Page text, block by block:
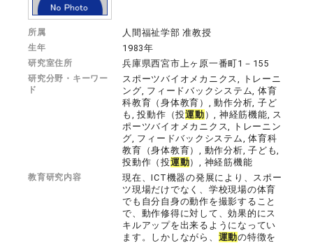
所属 人間福祉学部 准教授
生年 1983年
研究室住所 兵庫県西宮市上ヶ原一番町1－155
研究分野・キーワー
ド
スポーツバイオメカニクス, トレーニ
ング, フィードバックシステム, 体育
科教育（身体教育）, 動作分析, 子ど
も, 投動作（投運動 ）, 神経筋機能, ス
ポーツバイオメカニクス, トレーニン
グ, フィードバックシステム, 体育科
教育（身体教育）, 動作分析, 子ども,
投動作（投運動）, 神経筋機能
教育研究内容
現在、ICT機器の発展により、スポー
ツ現場だけでなく、学校現場の体育
でも自分自身の動作を撮影すること
で、動作修得に対して、効果的にス
キルアップを出来るようになってい
ます。しかしながら、 運動の特徴を